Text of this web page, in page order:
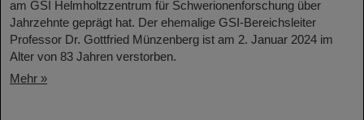
am GSI Helmholtzzentrum für Schwerionenforschung über
Jahrzehnte geprägt hat. Der ehemalige GSI-Bereichsleiter
Professor Dr. Gottfried Münzenberg ist am 2. Januar 2024 im
Alter von 83 Jahren verstorben.
Mehr »